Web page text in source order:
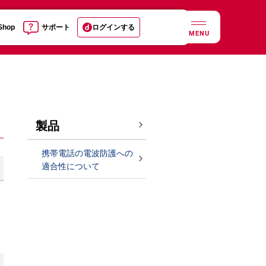
サポート ログインする
MENU
製品
携帯電話の電波防護への
適合性について